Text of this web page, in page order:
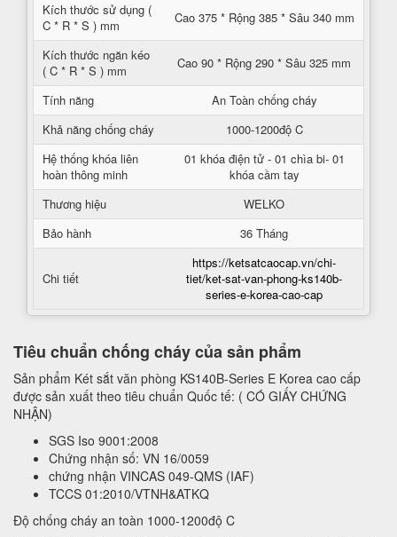
Kích thước sử dụng (
C * R * S ) mm
Cao 375 * Rộng 385 * Sâu 340 mm
Kích thước ngăn kéo
( C * R * S ) mm
Cao 90 * Rộng 290 * Sâu 325 mm
Tính năng
An Toàn chống cháy
Khả năng chống cháy
1000-1200độ C
Hệ thống khóa liên
hoàn thông minh
01 khóa điện tử - 01 chìa bi- 01
khóa cầm tay
Thương hiệu
WELKO
Bảo hành
36 Tháng
Chi tiết
https://ketsatcaocap.vn/chi-
tiet/ket-sat-van-phong-ks140b-
series-e-korea-cao-cap
Tiêu chuẩn chống cháy của sản phẩm
Sản phẩm Két sắt văn phòng KS140B-Series E Korea cao cấp
được sản xuất theo tiêu chuẩn Quốc tế: ( CÓ GIẤY CHỨNG
NHẬN)
SGS Iso 9001:2008
Chứng nhận số: VN 16/0059
chứng nhận VINCAS 049-QMS (IAF)
TCCS 01:2010/VTNH&ATKQ
Độ chống cháy an toàn 1000-1200độ C